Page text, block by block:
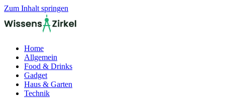
Zum Inhalt springen
Home
Allgemein
Food & Drinks
Gadget
Haus & Garten
Technik